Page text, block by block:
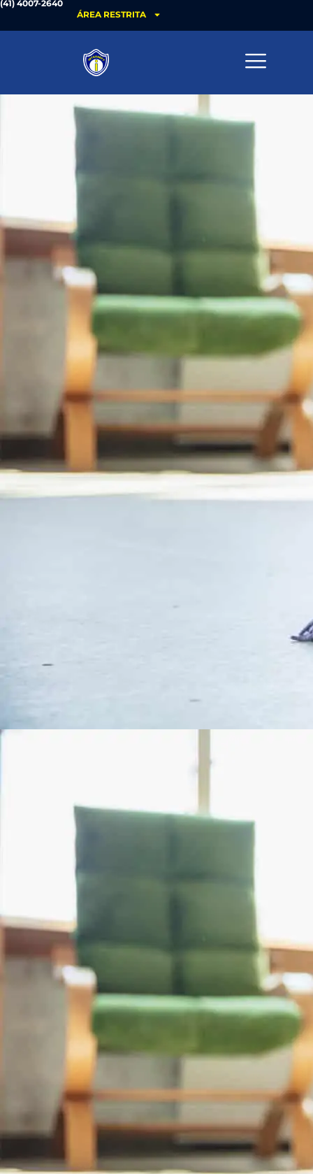
(41) 4007-2640
ÁREA RESTRITA